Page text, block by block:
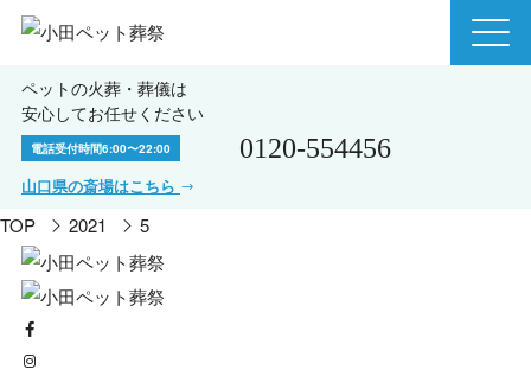
ペットの火葬・葬儀は
安心してお任せください
電話受付時間6:00〜22:00 0120-554456
山口県の斎場はこちら
TOP 2021 5